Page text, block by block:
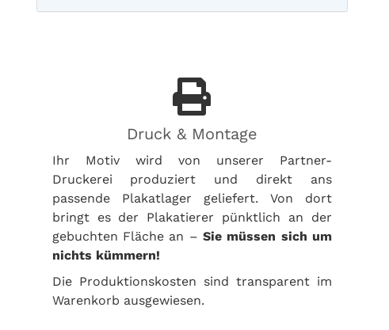
Druck & Montage
Ihr Motiv wird von unserer Partner-
Druckerei produziert und direkt ans
passende Plakatlager geliefert. Von dort
bringt es der Plakatierer pünktlich an der
gebuchten Fläche an – Sie müssen sich um
nichts kümmern!
Die Produktionskosten sind transparent im
Warenkorb ausgewiesen.